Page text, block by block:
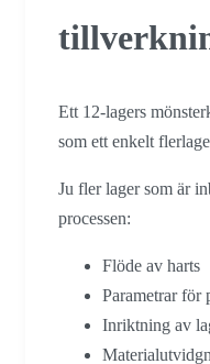
Ett 12-lagers
som ett enkelt
Ju fler lager som är
processen:
Flöde av harts
Parametrar för
Inriktning av